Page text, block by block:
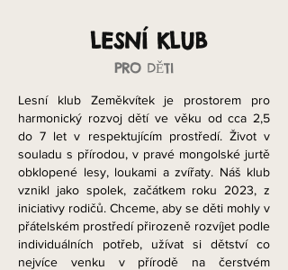
LESNÍ KLUB
PRO DĚTI
Lesní klub Zeměkvítek je prostorem pro
harmonický rozvoj dětí ve věku od cca 2,5
do 7 let v respektujícím prostředí. Život v
souladu s přírodou, v pravé mongolské jurtě
obklopené lesy, loukami a zvířaty. Náš klub
vznikl jako spolek, začátkem roku 2023, z
iniciativy rodičů. Chceme, aby se děti mohly v
přátelském prostředí přirozeně rozvíjet podle
individuálních potřeb, užívat si dětství co
nejvíce venku v přírodě na čerstvém